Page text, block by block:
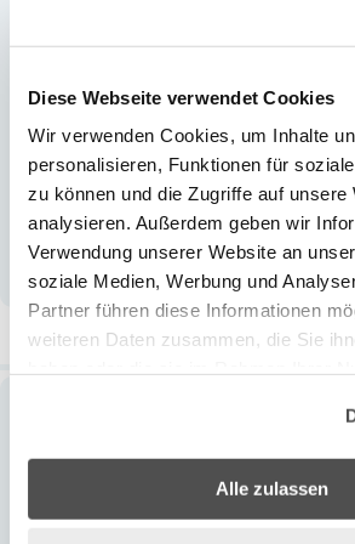
Diese Webseite verwendet Cookies
Wir verwenden Cookies, um Inhalte
personalisieren, Funktionen für
zu können und die Zugriffe auf unsere
analysieren. Außerdem geben wir
Verwendung unserer Website an
soziale Medien, Werbung und
Partner führen diese Informationen
weiteren Daten zusammen, die Sie
Alle zulassen
60007 | LAY-Z-SPA® Tahiti AirJet™
x 66 cm | 2021, 2022
66 cm | 2021, 2022
60011 | LAY-Z-S...
Mehr anzeigen
Weitere Informationen
Informationen
0